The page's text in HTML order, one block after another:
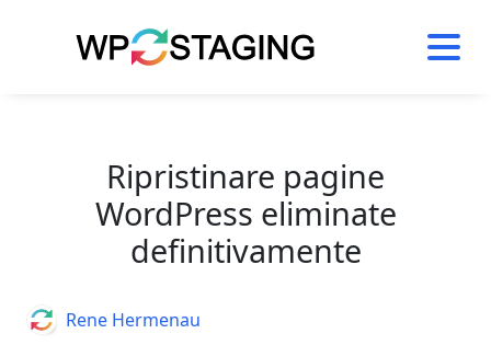
Ripristinare pagine
WordPress eliminate
definitivamente
AuthorRene Hermenau